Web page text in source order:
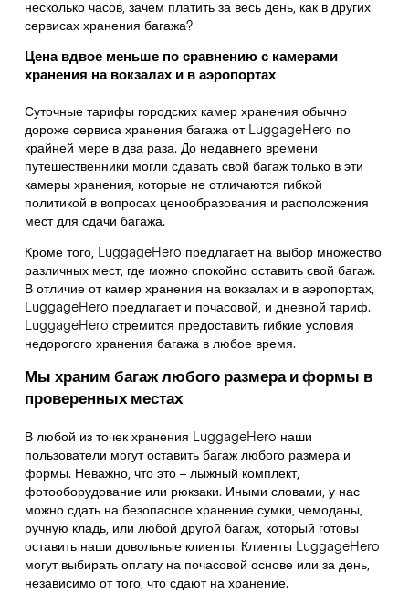
несколько часов, зачем платить за весь день, как в других
сервисах хранения багажа?
Цена вдвое меньше по сравнению с камерами
хранения на вокзалах и в аэропортах
Суточные тарифы городских камер хранения обычно
дороже сервиса хранения багажа от LuggageHero по
крайней мере в два раза. До недавнего времени
путешественники могли сдавать свой багаж только в эти
камеры хранения, которые не отличаются гибкой
политикой в вопросах ценообразования и расположения
мест для сдачи багажа.
Кроме того, LuggageHero предлагает на выбор множество
различных мест, где можно спокойно оставить свой багаж.
В отличие от камер хранения на вокзалах и в аэропортах,
LuggageHero предлагает и почасовой, и дневной тариф.
LuggageHero стремится предоставить гибкие условия
недорогого хранения багажа в любое время.
Мы храним багаж любого размера и формы в
проверенных местах
В любой из точек хранения LuggageHero наши
пользователи могут оставить багаж любого размера и
формы. Неважно, что это – лыжный комплект,
фотооборудование или рюкзаки. Иными словами, у нас
можно сдать на безопасное хранение сумки, чемоданы,
ручную кладь, или любой другой багаж, который готовы
оставить наши довольные клиенты. Клиенты LuggageHero
могут выбирать оплату на почасовой основе или за день,
независимо от того, что сдают на хранение.